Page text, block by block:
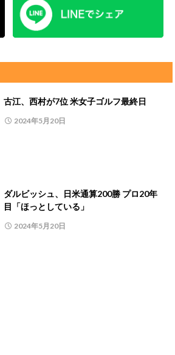
古江、西村が7位 米女子ゴルフ最終日
2024年5月20日
ダルビッシュ、日米通算200勝 プロ20年
目「ほっとしている」
2024年5月20日